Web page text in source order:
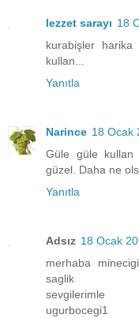
lezzet sarayı 18
kurabişler harika
kullan...
Yanıtla
Narince 18 Ocak
Güle güle kullan
güzel. Daha ne
Yanıtla
Adsız 18 Ocak
merhaba
saglik
sevgilerimle
ugurbocegi1